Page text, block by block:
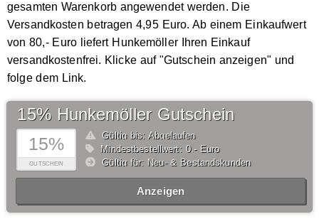
gesamten Warenkorb angewendet werden. Die
Versandkosten betragen 4,95 Euro. Ab einem Einkaufwert
von 80,- Euro liefert Hunkemöller Ihren Einkauf
versandkostenfrei. Klicke auf "Gutschein anzeigen" und
folge dem Link.
15%
GUTSCHEIN
15% Hunkemöller Gutschein
Gültig bis: Abgelaufen
Mindestbestellwert: 0,- Euro
Gültig für: Neu- & Bestandskunden
Anzeigen